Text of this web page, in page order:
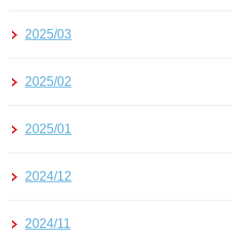
2025/03
2025/02
2025/01
2024/12
2024/11